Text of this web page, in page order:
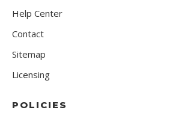
Help Center
Contact
Sitemap
Licensing
POLICIES